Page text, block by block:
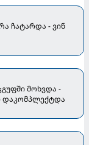
ჩატარდა - ვინ
მოხვდა -
დაკომპლექტდა